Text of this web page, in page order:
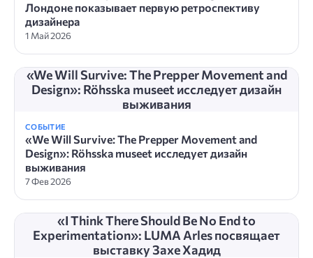
Лондоне показывает первую ретроспективу
дизайнера
1 Май 2026
«We Will Survive: The Prepper Movement and
Design»: Röhsska museet исследует дизайн
выживания
СОБЫТИЕ
«We Will Survive: The Prepper Movement and
Design»: Röhsska museet исследует дизайн
выживания
7 Фев 2026
«I Think There Should Be No End to
Experimentation»: LUMA Arles посвящает
выставку Захе Хадид